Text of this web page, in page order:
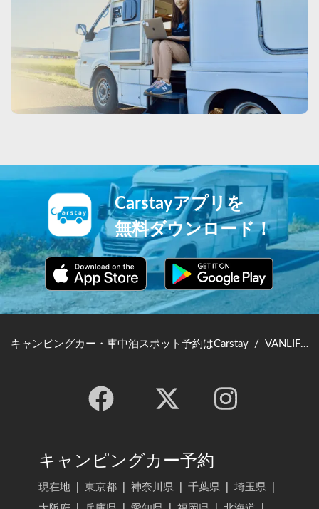
Carstayアプリを
無料ダウンロード！
キャンピングカー・車中泊スポット予約はCarstay / VANLIFE JAPAN TOP
キャンピングカー予約
現在地 東京都 神奈川県 千葉県 埼玉県